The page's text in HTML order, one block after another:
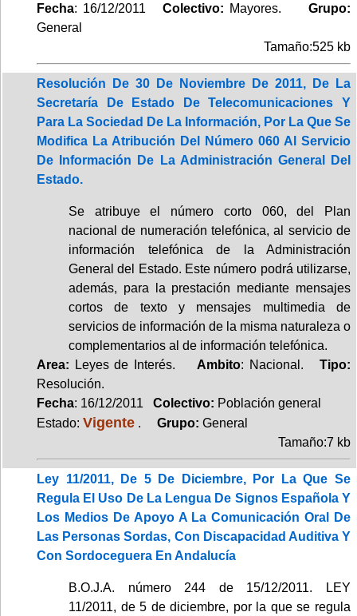
Fecha: 16/12/2011 Colectivo: Mayores.
Grupo:
General
Tamaño:525 kb
Resolución De 30 De Noviembre De 2011, De La
Secretaría De Estado De Telecomunicaciones Y
Para La Sociedad De La Información, Por La Que Se
Modifica La Atribución Del Número 060 Al Servicio
De Información De La Administración General Del
Estado.
Se atribuye el número corto 060, del Plan
nacional de numeración telefónica, al servicio de
información telefónica de la Administración
General del Estado. Este número podrá utilizarse,
además, para la prestación mediante mensajes
cortos de texto y mensajes multimedia de
servicios de información de la misma naturaleza o
complementarios al de información telefónica.
Area: Leyes de Interés. Ambito: Nacional.Tipo:
Resolución.
Fecha: 16/12/2011 Colectivo: Población general
Estado: Vigente . Grupo: General
Tamaño:7 kb
Ley 11/2011, De 5 De Diciembre, Por La Que Se
Regula El Uso De La Lengua De Signos Española Y
Los Medios De Apoyo A La Comunicación Oral De
Las Personas Sordas, Con Discapacidad Auditiva Y
Con Sordoceguera En Andalucía
B.O.J.A. número 244 de 15/12/2011. LEY
11/2011, de 5 de diciembre, por la que se regula